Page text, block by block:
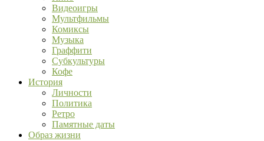
Видеоигры
Мультфильмы
Комиксы
Музыка
Граффити
Субкультуры
Кофе
История
Личности
Политика
Ретро
Памятные даты
Образ жизни